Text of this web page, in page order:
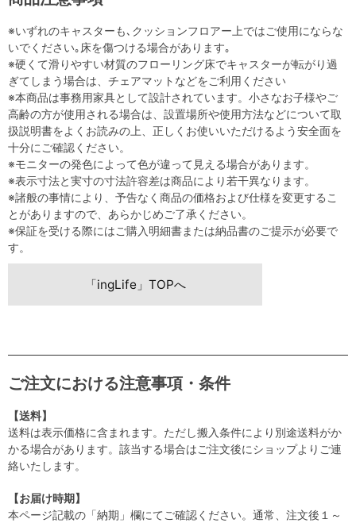
※いずれのキャスターも､クッションフロアー上ではご使用にならな
いでください｡床を傷つける場合があります｡
※硬くて滑りやすい材質のフローリング床でキャスターが転がり過
ぎてしまう場合は、チェアマットなどをご利用ください
※本商品は事務用家具として設計されています。小さなお子様やご
高齢の方が使用される場合は、設置場所や使用方法などについて取
扱説明書をよくお読みの上、正しくお使いいただけるよう安全面を
十分にご確認ください。
※モニターの発色によって色が違って見える場合があります。
※表示寸法と実寸の寸法許容差は商品により若干異なります。
※諸般の事情により、予告なく商品の価格および仕様を変更するこ
とがありますので、あらかじめご了承ください。
※保証を受ける際にはご購入明細書または納品書のご提示が必要で
す。
「ingLife」TOPへ
ご注文における注意事項・条件
【送料】
送料は表示価格に含まれます。ただし搬入条件により別途送料がか
かる場合があります。該当する場合はご注文後にショップよりご連
絡いたします。
【お届け時期】
本ページ記載の「納期」欄にてご確認ください。通常、注文後１～